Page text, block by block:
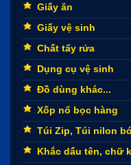
Giấy ăn
Giấy vệ sinh
Chất tẩy rửa
Dụng cụ vệ sinh
Đồ dùng khác...
Xốp nổ bọc hàng
Túi Zip, Túi nilon
Khắc dấu tên, chữ